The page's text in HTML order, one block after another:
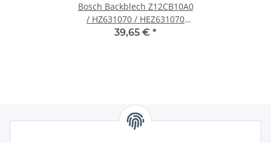
Bosch Backblech Z12CB10A0
/ HZ631070 / HEZ631070
emailliert pyrolysefest
39,65 € *